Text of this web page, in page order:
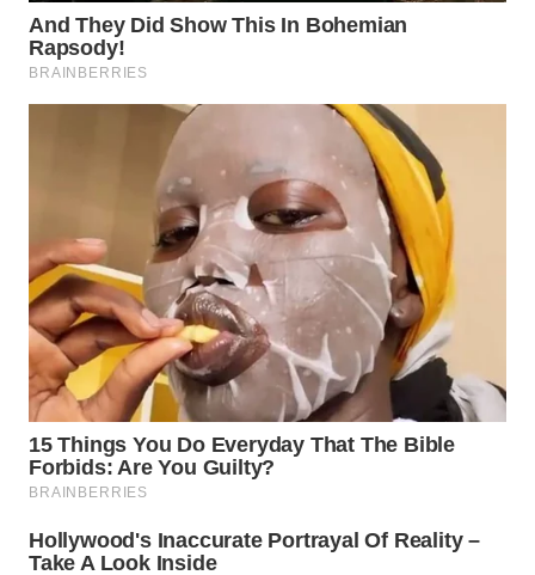
WN
BINTAN
LIKUPANG
WN
LABUANBAJO
WN
BORNEO
Wahana
Group